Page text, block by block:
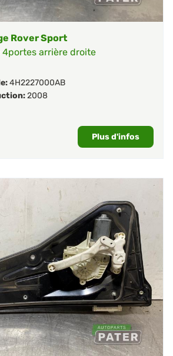
Rover Sport
arrière droite
4H2227000AB
2008
Plus d'infos